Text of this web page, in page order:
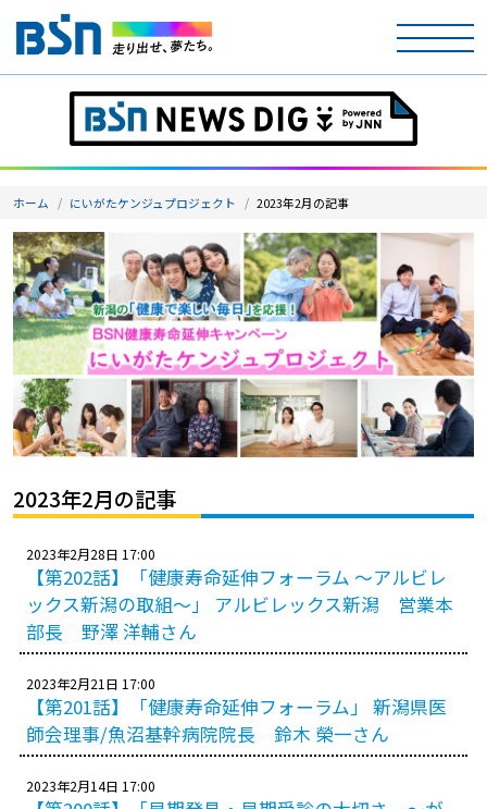
ホーム
テレビ
ラジオ
アナウンサー
イベント
ニュース
天気
プレゼント
キッズ
ケンジュ
愛の募金
Well-being
ショッピング
会社概要・ビジョン
お問い合わせ
ホーム にいがたケンジュプロジェクト 2023年2月の記事
2023年2月の記事
2023年2月28日 17:00
【第202話】「健康寿命延伸フォーラム ～アルビレ
ックス新潟の取組～」 アルビレックス新潟 営業本
部長 野澤 洋輔さん
2023年2月21日 17:00
【第201話】「健康寿命延伸フォーラム」 新潟県医
師会理事/魚沼基幹病院院長 鈴木 榮一さん
2023年2月14日 17:00